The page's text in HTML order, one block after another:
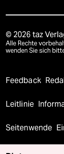
© 2026 taz
Alle Rechte
wenden Sie sich
Feedback
Leitlinie
Seitenwende